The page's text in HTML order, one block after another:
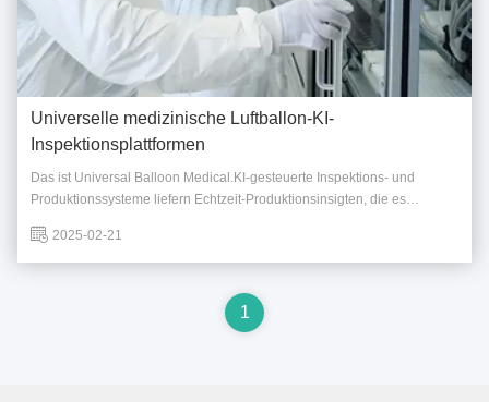
Universelle medizinische Luftballon-KI-
Inspektionsplattformen
Das ist Universal Balloon Medical.KI-gesteuerte Inspektions- und
Produktionssysteme liefern Echtzeit-Produktionsinsigten, die es
zu optimieren.,Unsere Plattform identifiziert Engpässe, verbessert den
Durchsatz und reduziert ...
2025-02-21
1